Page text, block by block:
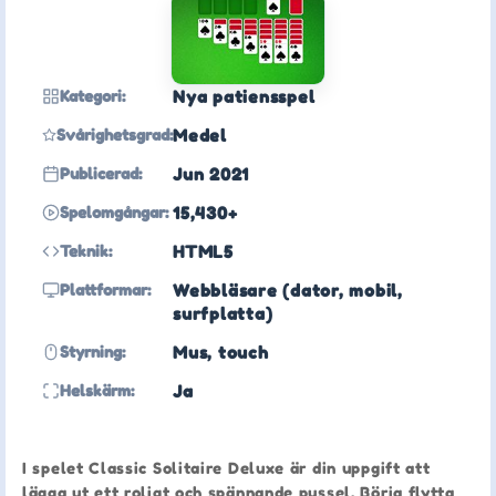
Kategori: Nya patiensspel
Svårighetsgrad:Medel
Publicerad: Jun 2021
Spelomgångar: 15,430+
Teknik: HTML5
Plattformar:
Webbläsare (dator, mobil,
surfplatta)
Styrning: Mus, touch
Helskärm: Ja
I spelet Classic Solitaire Deluxe är din uppgift att
lägga ut ett roligt och spännande pussel. Börja flytta